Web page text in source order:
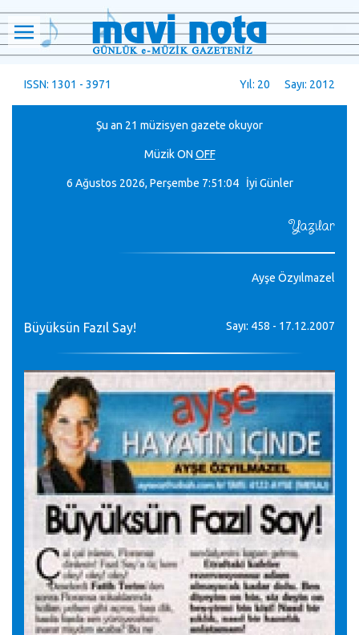
ISSN: 1301 - 3971 Yıl: 20 Sayı: 2012
Şu an 21 müzisyen gazete okuyor
MüzikON OFF
6 Ağustos 2026, Perşembe 7:51:06 İyi Günler
Yazılar
Ayşe Özyılmazel
Büyüksün Fazıl Say! Sayı: 458 - 17.12.2007